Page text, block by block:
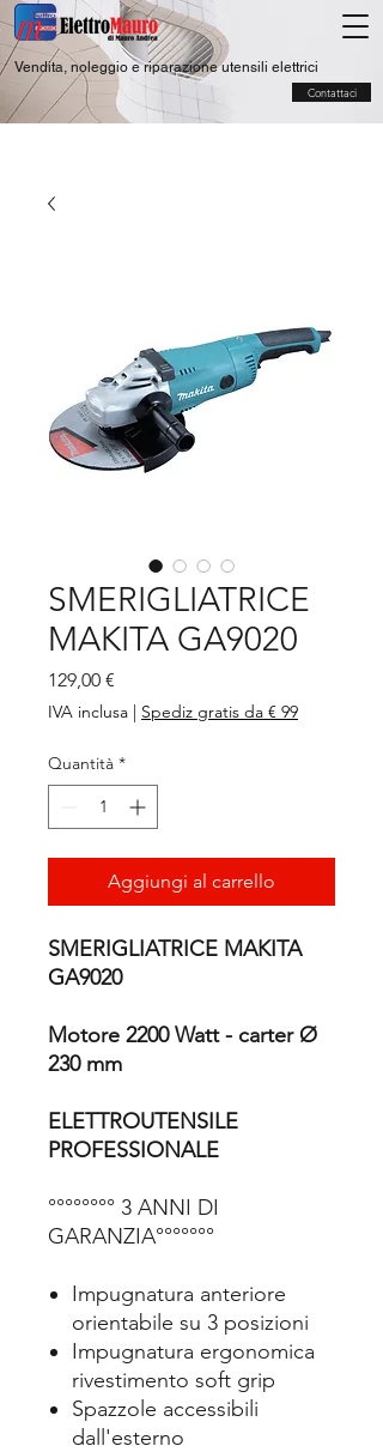
Vendita, noleggio e riparazione utensili elettrici
Contattaci
SMERIGLIATRICE
MAKITA GA9020
129,00 €
IVA inclusa | Spediz gratis da € 99
Quantità *
Aggiungi al carrello
SMERIGLIATRICE MAKITA
GA9020
Motore 2200 Watt - carter Ø
230 mm
ELETTROUTENSILE
PROFESSIONALE
°°°°°°°° 3 ANNI DI
GARANZIA°°°°°°°
Impugnatura anteriore
orientabile su 3 posizioni
Impugnatura ergonomica
rivestimento soft grip
Spazzole accessibili
dall'esterno